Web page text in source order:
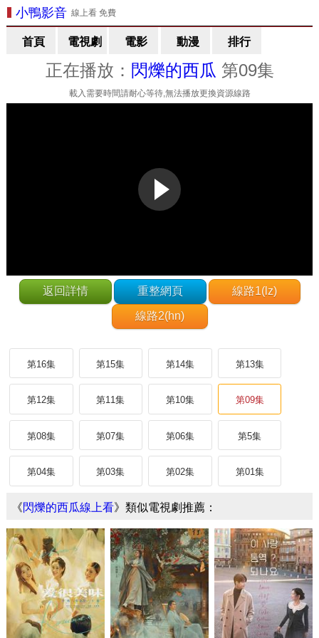
小鴨影音線上看 免費
首頁 電視劇 電影 動漫 排行
正在播放： 閃爍的西瓜 第09集
載入需要時間請耐心等待,無法播放更換資源線路
返回詳情 重整網頁 線路1(lz)
線路2(hn)
第16集 第15集 第14集 第13集
第12集 第11集 第10集 第09集
第08集 第07集 第06集 第5集
第04集 第03集 第02集 第01集
《閃爍的西瓜線上看》類似電視劇推薦：